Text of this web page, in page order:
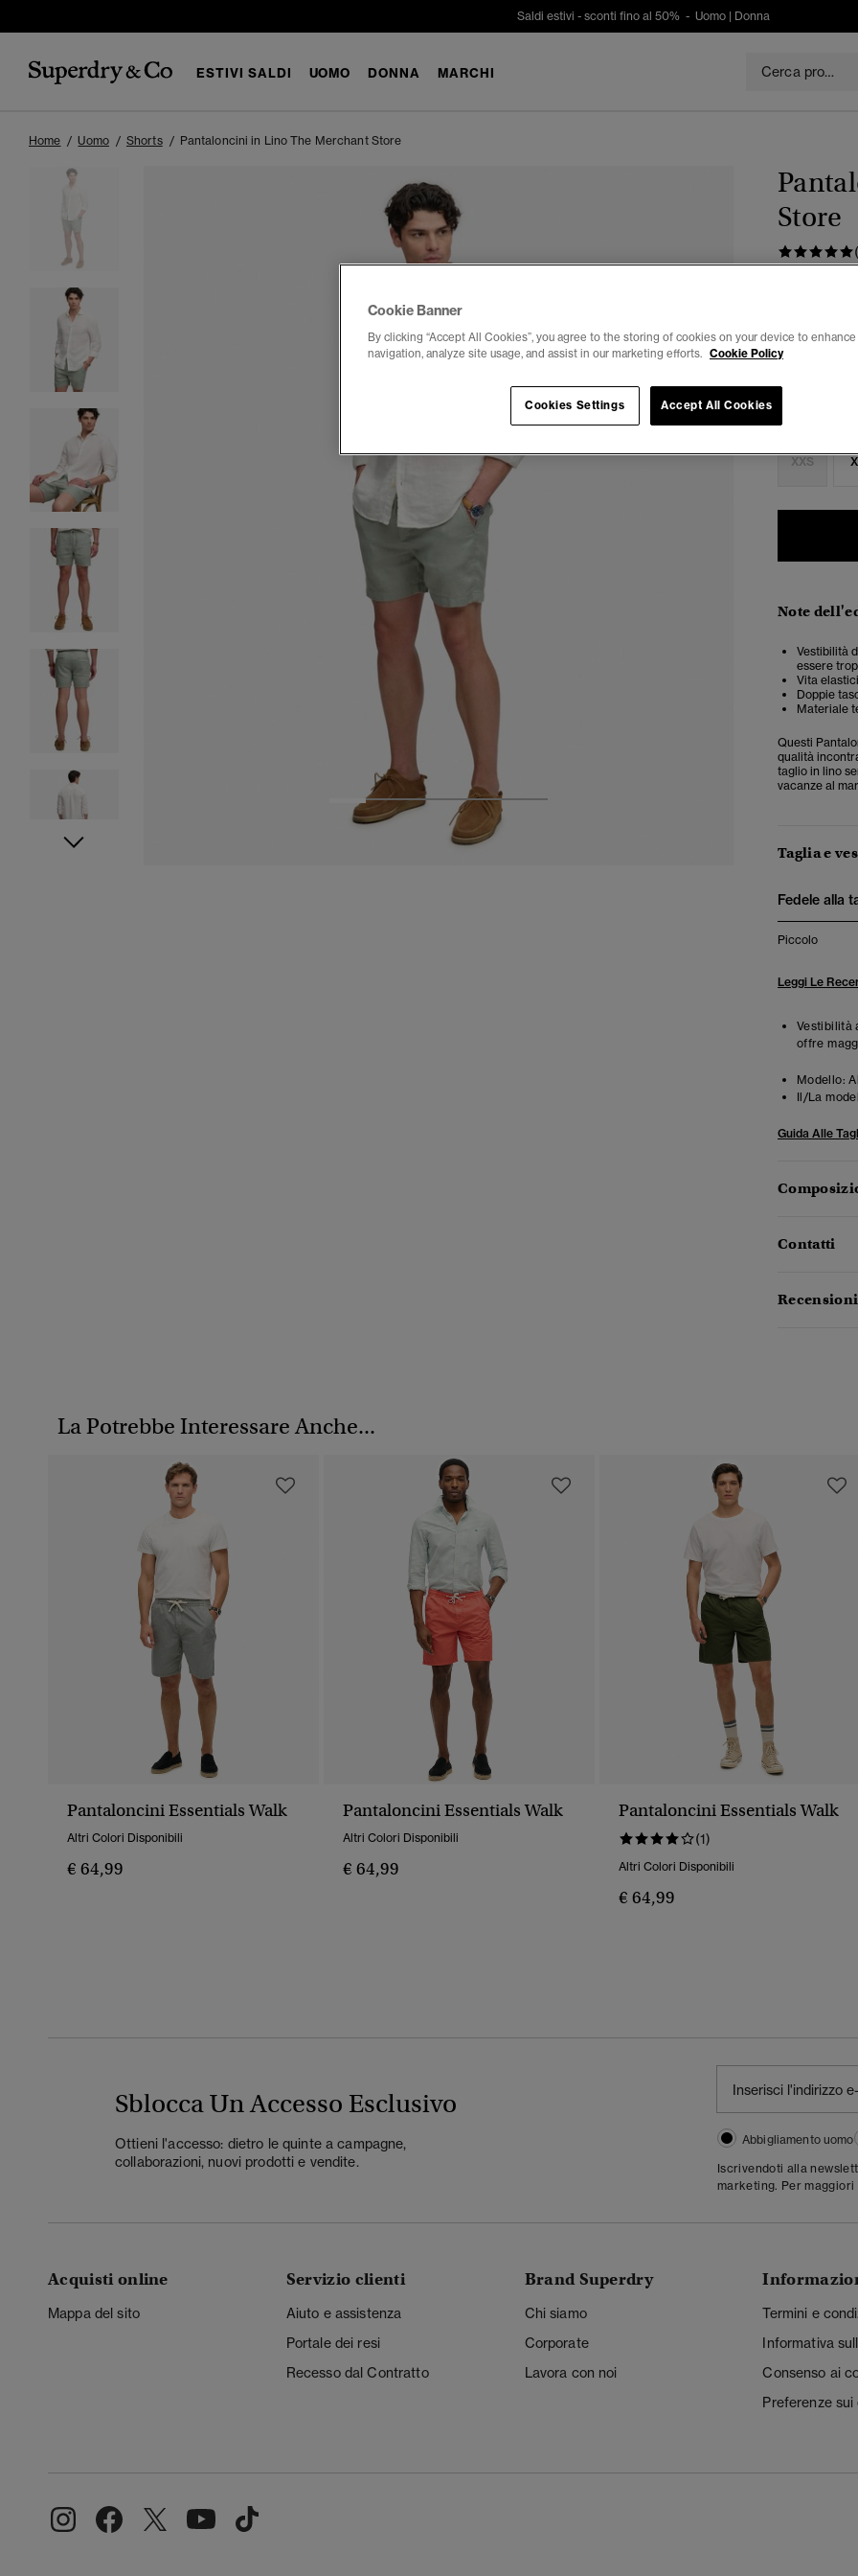
Saldi estivi - sconti fino al 50% - Uomo | Donna
ESTIVI SALDI UOMO DONNA MARCHI
Home Uomo Shorts Pantaloncini in Lino The Merchant Store
2 3 4 5
Store
Seleziona
XXS
Note
Vestibilità
essere
Vita
Doppie
Materiale
Questi
qualità
taglio in lino
vacanze al
Taglia e
Fedele alla
Piccolo
Leggi Le
Vestibilità
offre
Modello:
Il/La
Guida Alle
Contatti
La Potrebbe Interessare Anche...
Pantaloncini Essentials Walk
Altri Colori Disponibili
€ 64,99
Pantaloncini Essentials Walk
Altri Colori Disponibili
€ 64,99
Pantaloncini Essentials Walk
(1)
Altri Colori Disponibili
€ 64,99
Sblocca Un Accesso Esclusivo
Ottieni l'accesso: dietro le quinte a campagne,
collaborazioni, nuovi prodotti e vendite.
Abbigliamento uomo
Iscrivendoti alla
marketing. Per
Acquisti online
Mappa del sito
Servizio clienti
Aiuto e assistenza
Portale dei resi
Recesso dal Contratto
Brand Superdry
Chi siamo
Corporate
Lavora con noi
Termini e
Informativa
Consenso ai
Preferenze
Cookie Banner
By clicking “Accept All Cookies”, you agree to the storing of cookies on your device to
navigation, analyze site usage, and assist in our marketing efforts. Cookie Policy
Cookies Settings Accept All Cookies